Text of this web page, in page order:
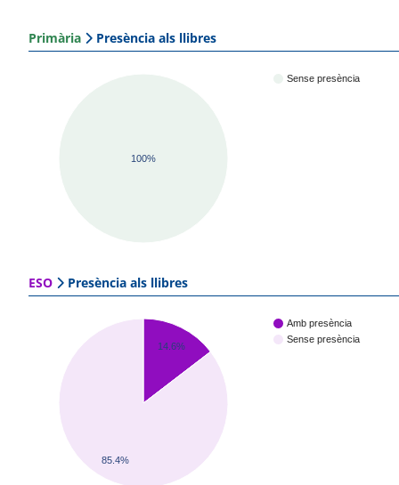
Primària Presència als llibres
Sense presència
100%
ESO Presència als llibres
Amb presència
Sense presència
14.6%
85.4%